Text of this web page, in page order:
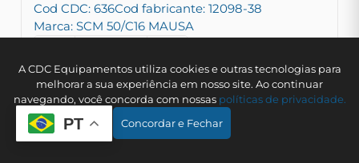
PT
Cod CDC: 636Cod fabricante: 12098-38
Marca: SCM 50/C16 MAUSA
A CDC Equipamentos utiliza cookies e outras tecnologias para
melhorar a sua experiência em nosso site. Ao continuar
navegando, você concorda com nossas polí­ticas de privacidade.
Concordar e Fechar